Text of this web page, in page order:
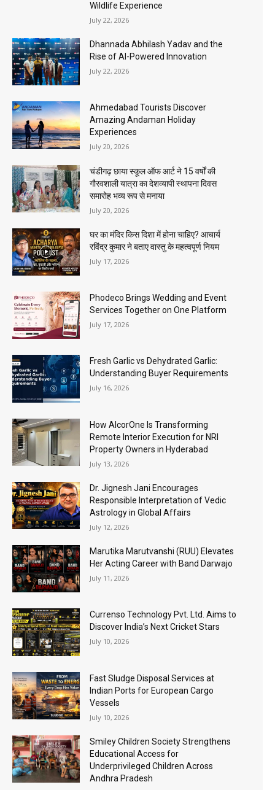
Wildlife Experience
July 22, 2026
Dhannada Abhilash Yadav and the
Rise of AI-Powered Innovation
July 22, 2026
Ahmedabad Tourists Discover
Amazing Andaman Holiday
Experiences
July 20, 2026
चंडीगढ़ छाया स्कूल ऑफ आर्ट ने 15 वर्षों की
गौरवशाली यात्रा का देशव्यापी स्थापना दिवस
समारोह भव्य रूप से मनाया
July 20, 2026
घर का मंदिर किस दिशा में होना चाहिए? आचार्य
रविंद्र कुमार ने बताए वास्तु के महत्वपूर्ण नियम
July 17, 2026
Phodeco Brings Wedding and Event
Services Together on One Platform
July 17, 2026
Fresh Garlic vs Dehydrated Garlic:
Understanding Buyer Requirements
July 16, 2026
How AlcorOne Is Transforming
Remote Interior Execution for NRI
Property Owners in Hyderabad
July 13, 2026
Dr. Jignesh Jani Encourages
Responsible Interpretation of Vedic
Astrology in Global Affairs
July 12, 2026
Marutika Marutvanshi (RUU) Elevates
Her Acting Career with Band Darwajo
July 11, 2026
Currenso Technology Pvt. Ltd. Aims to
Discover India’s Next Cricket Stars
July 10, 2026
Fast Sludge Disposal Services at
Indian Ports for European Cargo
Vessels
July 10, 2026
Smiley Children Society Strengthens
Educational Access for
Underprivileged Children Across
Andhra Pradesh